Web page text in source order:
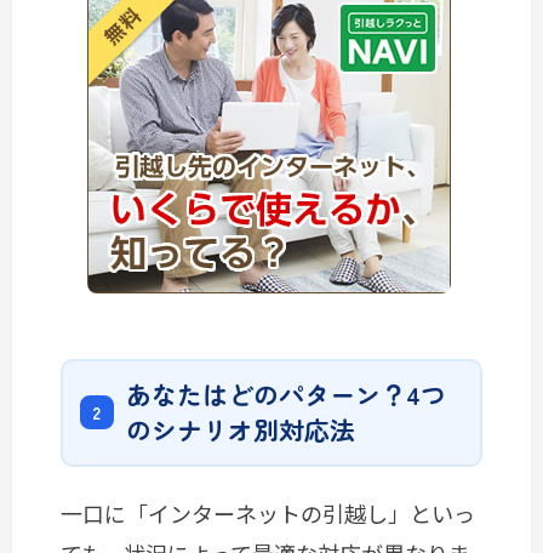
あなたはどのパターン？4つ
のシナリオ別対応法
一口に「インターネットの引越し」といっ